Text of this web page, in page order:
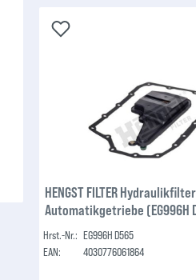
HENGST FILTER
Automatikgetriebe (EG996H
Hrst.-Nr.: EG996H D565
EAN:
4030776061864